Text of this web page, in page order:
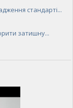
стандарті...
затишну...